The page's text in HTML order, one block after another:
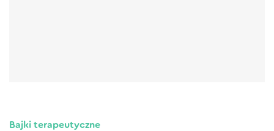
Bajki terapeutyczne